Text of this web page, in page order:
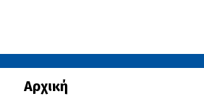
Αρχική